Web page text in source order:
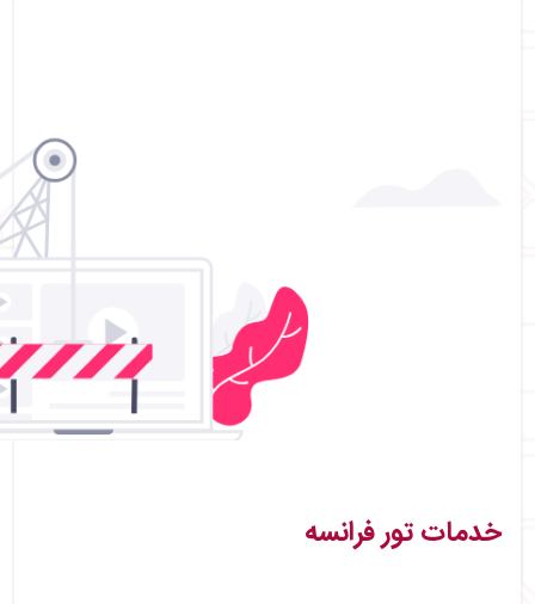
خدمات تور فرانسه